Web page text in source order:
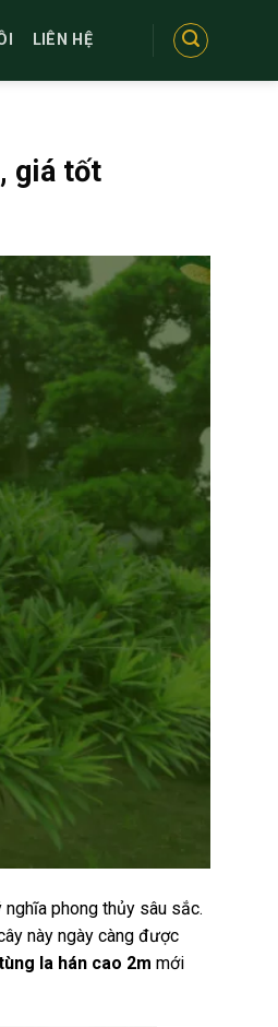
LIÊN HỆ
giá tốt
phong thủy sâu sắc.
này ngày càng được
la hán cao 2m mới